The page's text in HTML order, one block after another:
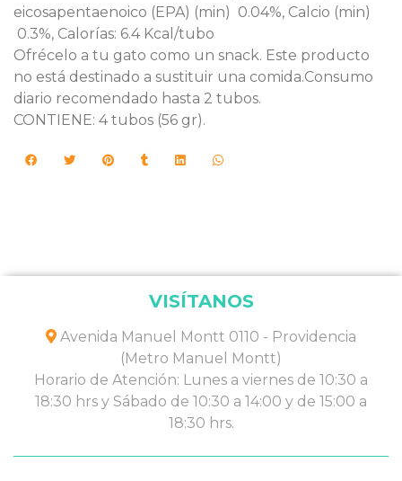
eicosapentaenoico (EPA) (min) 0.04%, Calcio (min)
0.3%, Calorías: 6.4 Kcal/tubo
Ofrécelo a tu gato como un snack. Este producto
no está destinado a sustituir una comida.Consumo
diario recomendado hasta 2 tubos.
CONTIENE: 4 tubos (56 gr).
VISÍTANOS
Avenida Manuel Montt 0110 - Providencia
(Metro Manuel Montt)
Horario de Atención: Lunes a viernes de 10:30 a
18:30 hrs y Sábado de 10:30 a 14:00 y de 15:00 a
18:30 hrs.